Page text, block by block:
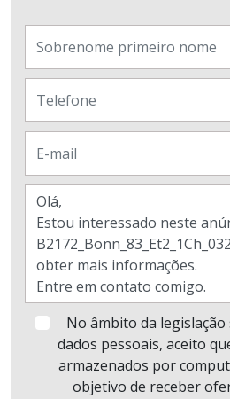
No âmbito da
dados pessoais, aceito
armazenados por
objetivo de receber